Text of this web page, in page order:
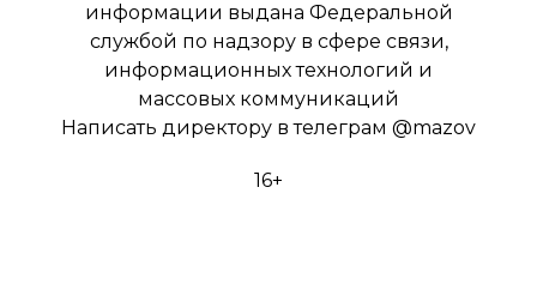
информации выдана Федеральной
службой по надзору в сфере связи,
информационных технологий и
массовых коммуникаций
Написать директору в телеграм @mazov
16+